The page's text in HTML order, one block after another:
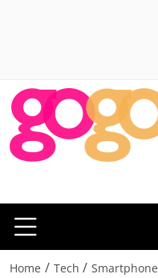
Home / Tech / Smartphone